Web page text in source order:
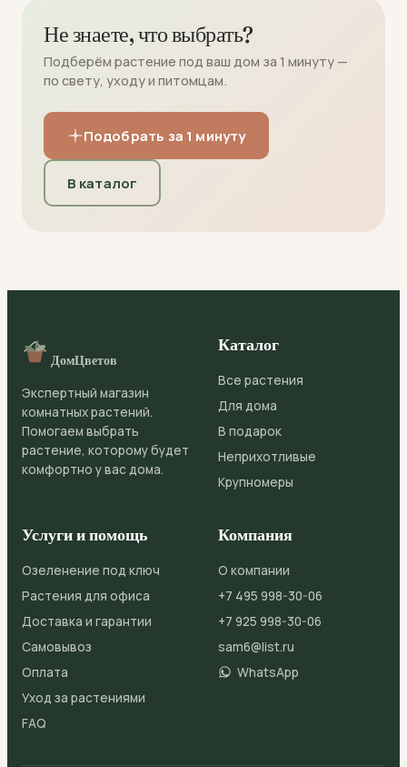
Не знаете, что выбрать?
Подберём растение под ваш дом за 1 минуту —
по свету, уходу и питомцам.
Подобрать за 1 минуту
В каталог
ДомЦветов
Экспертный магазин
комнатных растений.
Помогаем выбрать
растение, которому будет
комфортно у вас дома.
Каталог
Все растения
Для дома
В подарок
Неприхотливые
Крупномеры
Услуги и помощь
Озеленение под ключ
Растения для офиса
Доставка и гарантии
Самовывоз
Оплата
Уход за растениями
FAQ
Компания
О компании
+7 495 998-30-06
+7 925 998-30-06
sam6@list.ru
WhatsApp